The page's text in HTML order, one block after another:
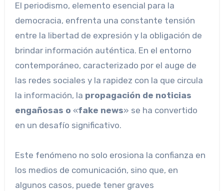
El periodismo, elemento esencial para la
democracia, enfrenta una constante tensión
entre la libertad de expresión y la obligación de
brindar información auténtica. En el entorno
contemporáneo, caracterizado por el auge de
las redes sociales y la rapidez con la que circula
la información, la propagación de noticias
engañosas o «fake news» se ha convertido
en un desafío significativo.
Este fenómeno no solo erosiona la confianza en
los medios de comunicación, sino que, en
algunos casos, puede tener graves